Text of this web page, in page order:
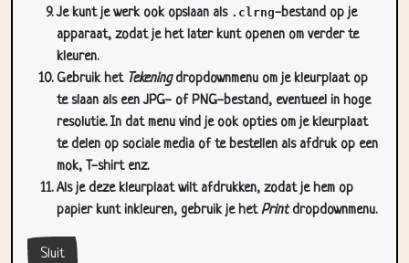
Je kunt je werk ook opslaan als .clrng-bestand op je
apparaat, zodat je het later kunt openen om verder te
kleuren.
Gebruik het Tekeningdropdownmenu om je kleurplaat op
te slaan als een JPG- of PNG-bestand, eventueel in hoge
resolutie. In dat menu vind je ook opties om je kleurplaat
te delen op sociale media of te bestellen als afdruk op een
mok, T-shirt enz.
Als je deze kleurplaat wilt afdrukken, zodat je hem op
papier kunt inkleuren, gebruik je hetPrintdropdownmenu.
Sluit